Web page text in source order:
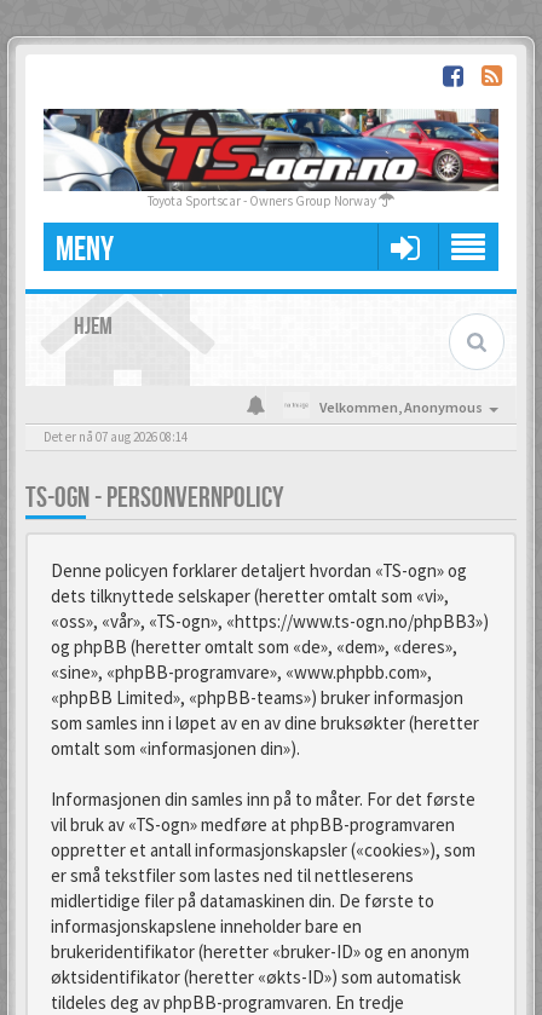
Toyota Sportscar - Owners Group Norway
MENY
HJEM
Velkommen,Anonymous
Det er nå 07 aug 2026 08:14
TS-OGN - PERSONVERNPOLICY
Denne policyen forklarer detaljert hvordan «TS-ogn» og
dets tilknyttede selskaper (heretter omtalt som «vi»,
«oss», «vår», «TS-ogn», «https://www.ts-ogn.no/phpBB3»)
og phpBB (heretter omtalt som «de», «dem», «deres»,
«sine», «phpBB-programvare», «www.phpbb.com»,
«phpBB Limited», «phpBB-teams») bruker informasjon
som samles inn i løpet av en av dine bruksøkter (heretter
omtalt som «informasjonen din»).
Informasjonen din samles inn på to måter. For det første
vil bruk av «TS-ogn» medføre at phpBB-programvaren
oppretter et antall informasjonskapsler («cookies»), som
er små tekstfiler som lastes ned til nettleserens
midlertidige filer på datamaskinen din. De første to
informasjonskapslene inneholder bare en
brukeridentifikator (heretter «bruker-ID» og en anonym
øktsidentifikator (heretter «økts-ID») som automatisk
tildeles deg av phpBB-programvaren. En tredje